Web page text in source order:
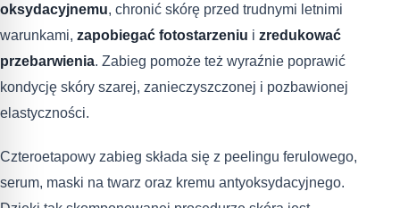
oksydacyjnemu, chronić skórę przed trudnymi letnimi
warunkami, zapobiegać fotostarzeniu i zredukować
przebarwienia. Zabieg pomoże też wyraźnie poprawić
kondycję skóry szarej, zanieczyszczonej i pozbawionej
elastyczności.
Czteroetapowy zabieg składa się z peelingu ferulowego,
serum, maski na twarz oraz kremu antyoksydacyjnego.